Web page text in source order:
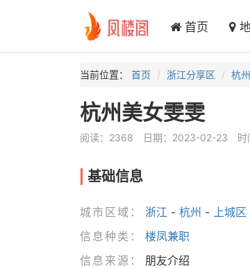
首页
当前位置： 首页 浙江分享区 杭
杭州美女雯雯
阅读：2368 日期：2023-02-23
基础信息
城市区域： 浙江 - 杭州 - 上城区
信息种类：
楼凤兼职
信息来源：
朋友介绍